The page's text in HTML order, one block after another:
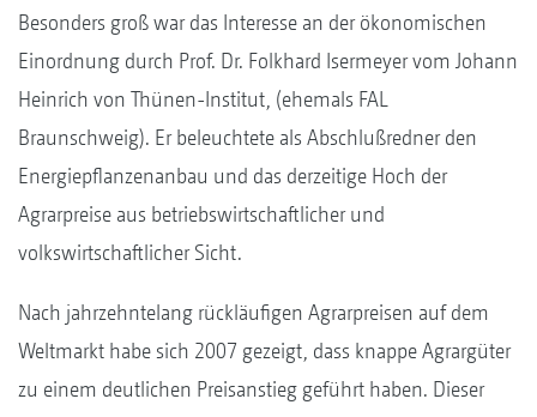
Besonders groß war das Interesse an der ökonomischen
Einordnung durch Prof. Dr. Folkhard Isermeyer vom Johann
Heinrich von Thünen-Institut, (ehemals FAL
Braunschweig). Er beleuchtete als Abschlußredner den
Energiepflanzenanbau und das derzeitige Hoch der
Agrarpreise aus betriebswirtschaftlicher und
volkswirtschaftlicher Sicht.
Nach jahrzehntelang rückläufigen Agrarpreisen auf dem
Weltmarkt habe sich 2007 gezeigt, dass knappe Agrargüter
zu einem deutlichen Preisanstieg geführt haben. Dieser